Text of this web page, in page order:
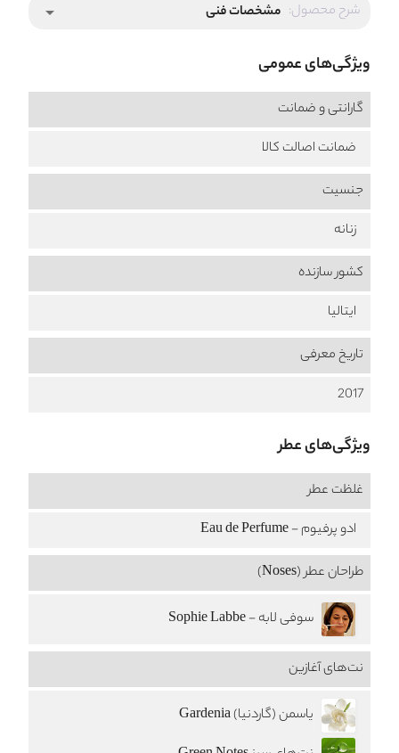
شرح محصول: مشخصات فنی arrow_drop_down
ویژگی‌های عمومی
گارانتی و ضمانت
ضمانت اصالت کالا
جنسیت
زنانه
کشور سازنده
ایتالیا
تاریخ معرفی
2017
ویژگی‌های عطر
غلظت عطر
ادو پرفیوم - Eau de Perfume
طراحان عطر (Noses)
سوفی لابه - Sophie Labbe
نت‌های آغازین
یاسمن (گاردنیا) Gardenia